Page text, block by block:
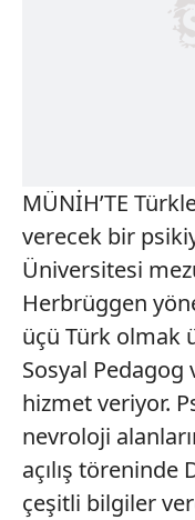
MÜNİH’TE
verecek bir
Üniversitesi
Herbrüggen
üçü Türk olmak
Sosyal
hizmet veriyor.
nevroloji
açılış töreninde
çeşitli bilgiler